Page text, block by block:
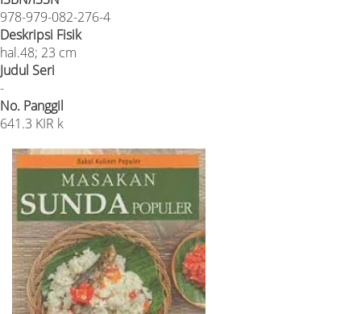
978-979-082-276-4
Deskripsi Fisik
hal.48; 23 cm
Judul Seri
-
No. Panggil
641.3 KIR k